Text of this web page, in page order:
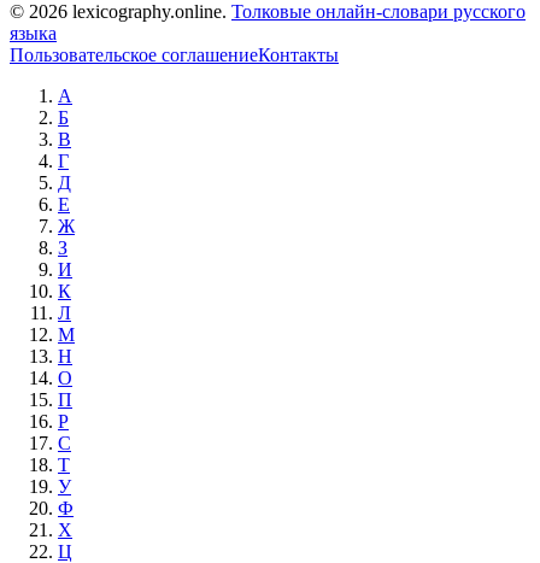
© 2026 lexicography.online. Толковые онлайн-словари русского
языка
Пользовательское соглашениеКонтакты
А
Б
В
Г
Д
Е
Ж
З
И
К
Л
М
Н
О
П
Р
С
Т
У
Ф
Х
Ц